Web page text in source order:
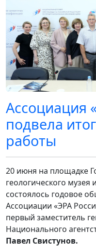
Ассоциация
подвела
работы
20 июня на площадке
геологического музея
состоялось годовое
Ассоциации «ЭРА
первый заместитель
Национального
Павел Свистунов.